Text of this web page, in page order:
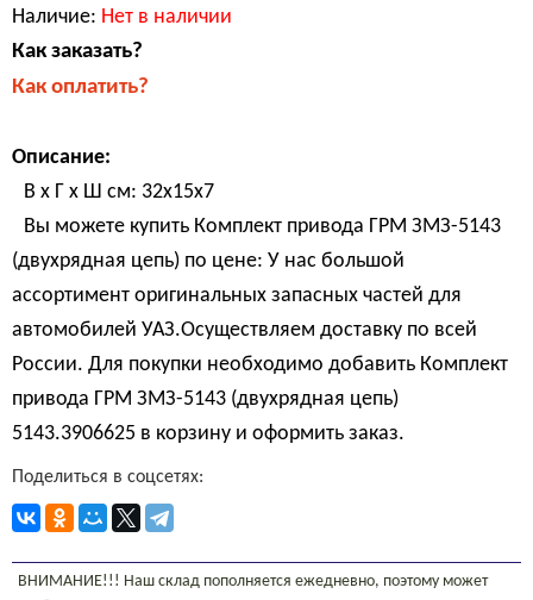
Наличие: Нет в наличии
Как заказать?
Как оплатить?
Описание:
В х Г х Ш см: 32х15х7
Вы можете купить Комплект привода ГРМ ЗМЗ-5143
(двухрядная цепь) по цене: У нас большой
ассортимент оригинальных запасных частей для
автомобилей УАЗ.Осуществляем доставку по всей
России. Для покупки необходимо добавить Комплект
привода ГРМ ЗМЗ-5143 (двухрядная цепь)
5143.3906625 в корзину и оформить заказ.
Поделиться в соцсетях:
ВНИМАНИЕ!!! Наш склад пополняется ежедневно, поэтому может